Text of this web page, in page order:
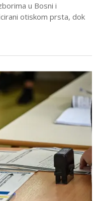
u Bosni i
otiskom prsta, dok